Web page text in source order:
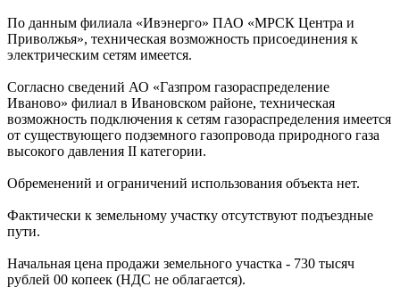
По данным филиала «Ивэнерго» ПАО «МРСК Центра и
Приволжья», техническая возможность присоединения к
электрическим сетям имеется.
Согласно сведений АО «Газпром газораспределение
Иваново» филиал в Ивановском районе, техническая
возможность подключения к сетям газораспределения имеется
от существующего подземного газопровода природного газа
высокого давления II категории.
Обременений и ограничений использования объекта нет.
Фактически к земельному участку отсутствуют подъездные
пути.
Начальная цена продажи земельного участка - 730 тысяч
рублей 00 копеек (НДС не облагается).